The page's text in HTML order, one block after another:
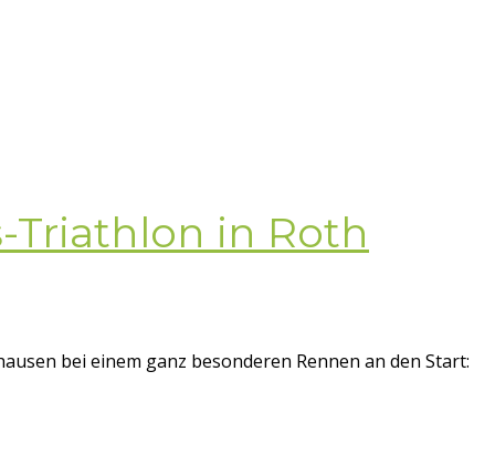
Triathlon in Roth
bei einem ganz besonderen Rennen an den Start: